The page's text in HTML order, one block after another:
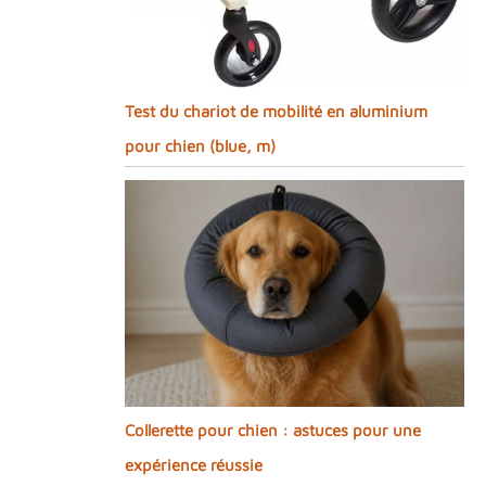
Test du chariot de mobilité en aluminium
pour chien (blue, m)
Collerette pour chien : astuces pour une
expérience réussie